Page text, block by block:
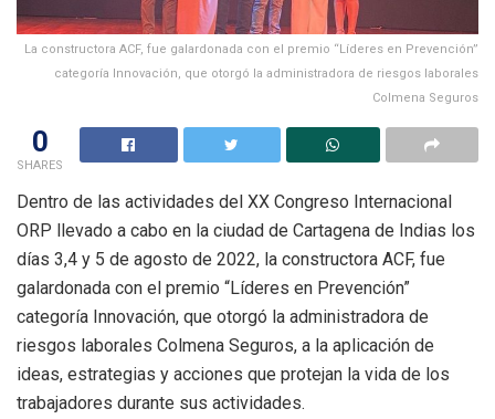
La constructora ACF, fue galardonada con el premio “Líderes en Prevención”
categoría Innovación, que otorgó la administradora de riesgos laborales
Colmena Seguros
0
SHARES
Dentro de las actividades del XX Congreso Internacional
ORP llevado a cabo en la ciudad de Cartagena de Indias los
días 3,4 y 5 de agosto de 2022, la constructora ACF, fue
galardonada con el premio “Líderes en Prevención”
categoría Innovación, que otorgó la administradora de
riesgos laborales Colmena Seguros, a la aplicación de
ideas, estrategias y acciones que protejan la vida de los
trabajadores durante sus actividades.